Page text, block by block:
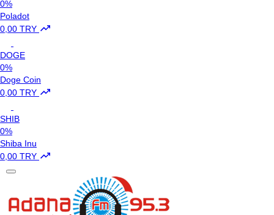
0%
Poladot
0,00 TRY
DOGE
0%
Doge Coin
0,00 TRY
SHIB
0%
Shiba Inu
0,00 TRY